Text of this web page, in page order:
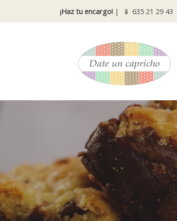
¡Haz tu encargo!| 📱 635 21 29 43